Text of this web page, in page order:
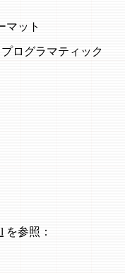
マット
プログラマティック
を参照：